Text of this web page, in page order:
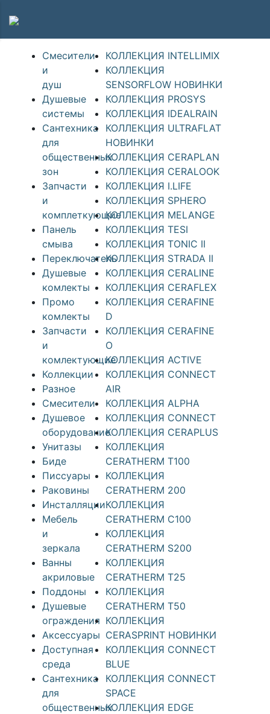
Смесители
и
душ
Душевые
системы
Сантехника
для
общественных
зон
Запчасти
и
комплеткующие
Панель
смыва
Переключатель
Душевые
комлекты
Промо
комлекты
Запчасти
и
комлектующие
Коллекции
Разное
Смесители
Душевое
оборудование
Унитазы
Биде
Писсуары
Раковины
Инсталляции
Мебель
и
зеркала
Ванны
акриловые
Поддоны
Душевые
ограждения
Аксессуары
Доступная
среда
Cантехника
для
общественных
КОЛЛЕКЦИЯ INTELLIMIX
КОЛЛЕКЦИЯ
SENSORFLOW НОВИНКИ
КОЛЛЕКЦИЯ PROSYS
КОЛЛЕКЦИЯ IDEALRAIN
КОЛЛЕКЦИЯ ULTRAFLAT
НОВИНКИ
КОЛЛЕКЦИЯ CERAPLAN
КОЛЛЕКЦИЯ CERALOOK
КОЛЛЕКЦИЯ I.LIFE
КОЛЛЕКЦИЯ SPHERO
КОЛЛЕКЦИЯ MELANGE
КОЛЛЕКЦИЯ TESI
КОЛЛЕКЦИЯ TONIC II
КОЛЛЕКЦИЯ STRADA II
КОЛЛЕКЦИЯ CERALINE
КОЛЛЕКЦИЯ CERAFLEX
КОЛЛЕКЦИЯ CERAFINE
D
КОЛЛЕКЦИЯ CERAFINE
O
КОЛЛЕКЦИЯ ACTIVE
КОЛЛЕКЦИЯ CONNECT
AIR
КОЛЛЕКЦИЯ ALPHA
КОЛЛЕКЦИЯ CONNECT
КОЛЛЕКЦИЯ CERAPLUS
КОЛЛЕКЦИЯ
CERATHERM T100
КОЛЛЕКЦИЯ
CERATHERM 200
КОЛЛЕКЦИЯ
CERATHERM C100
КОЛЛЕКЦИЯ
CERATHERM S200
КОЛЛЕКЦИЯ
CERATHERM T25
КОЛЛЕКЦИЯ
CERATHERM T50
КОЛЛЕКЦИЯ
CERASPRINT НОВИНКИ
КОЛЛЕКЦИЯ CONNECT
BLUE
КОЛЛЕКЦИЯ CONNECT
SPACE
КОЛЛЕКЦИЯ EDGE